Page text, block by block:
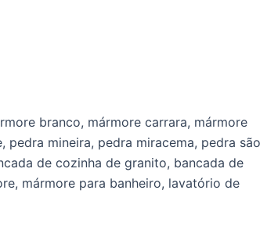
branco, mármore carrara, mármore
mineira, pedra miracema, pedra são
de cozinha de granito, bancada de
mármore para banheiro, lavatório de